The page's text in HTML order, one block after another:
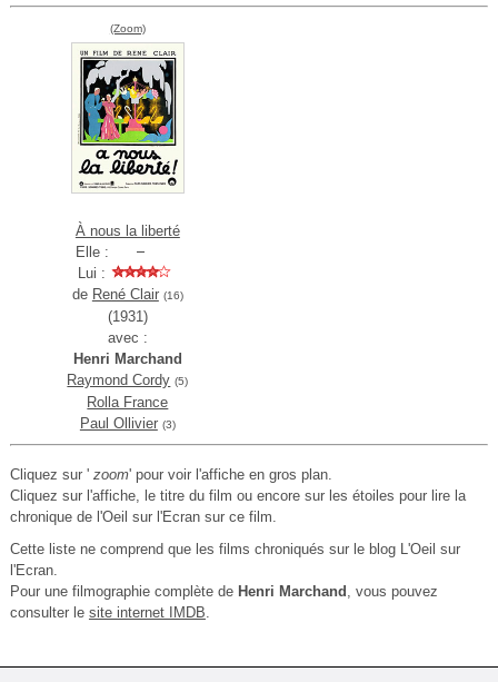
(Zoom)
À nous la liberté
Elle :
Lui :
de René Clair (16)
(1931)
avec :
Henri Marchand
Raymond Cordy (5)
Rolla France
Paul Ollivier (3)
Cliquez sur ' zoom' pour voir l'affiche en gros plan.
Cliquez sur l'affiche, le titre du film ou encore sur les étoiles pour lire la
chronique de l'Oeil sur l'Ecran sur ce film.
Cette liste ne comprend que les films chroniqués sur le blog L'Oeil sur
l'Ecran.
Pour une filmographie complète de Henri Marchand , vous pouvez
consulter le site internet IMDB.